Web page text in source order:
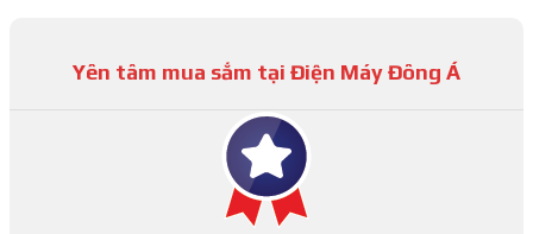
Yên tâm mua sắm tại Điện Máy Đông Á